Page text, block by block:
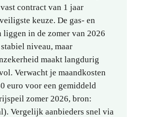
contract van 1 jaar
keuze. De gas- en
liggen in de zomer van 2026
niveau, maar
maakt langdurig
Verwacht je maandkosten
euro voor een gemiddeld
zomer 2026, bron:
Vergelijk aanbieders snel via